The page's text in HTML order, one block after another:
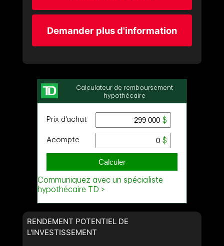
Demander plus d'information
RENDEMENT POTENTIEL DE
L'INVESTISSEMENT